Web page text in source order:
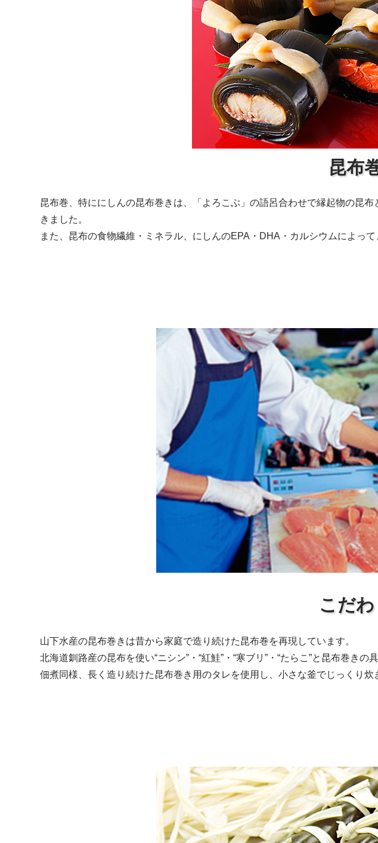
昆布
昆布巻、特ににしんの昆布巻きは、「よろこぶ」の語呂合わせで縁起物の昆
きました。
また、昆布の食物繊維・ミネラル、にしんのEPA・DHA・カルシウムによっ
こだ
山下水産の昆布巻きは昔から家庭で造り続けた昆布巻を再現しています。
北海道釧路産の昆布を使い“ニシン”・“紅鮭”・“寒ブリ”・“たらこ”と昆布巻きの
佃煮同様、長く造り続けた昆布巻き用のタレを使用し、小さな釜でじっくり炊